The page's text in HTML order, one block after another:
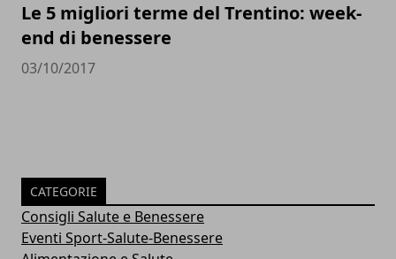
Le 5 migliori terme del Trentino: week-
end di benessere
03/10/2017
CATEGORIE
Consigli Salute e Benessere
Eventi Sport-Salute-Benessere